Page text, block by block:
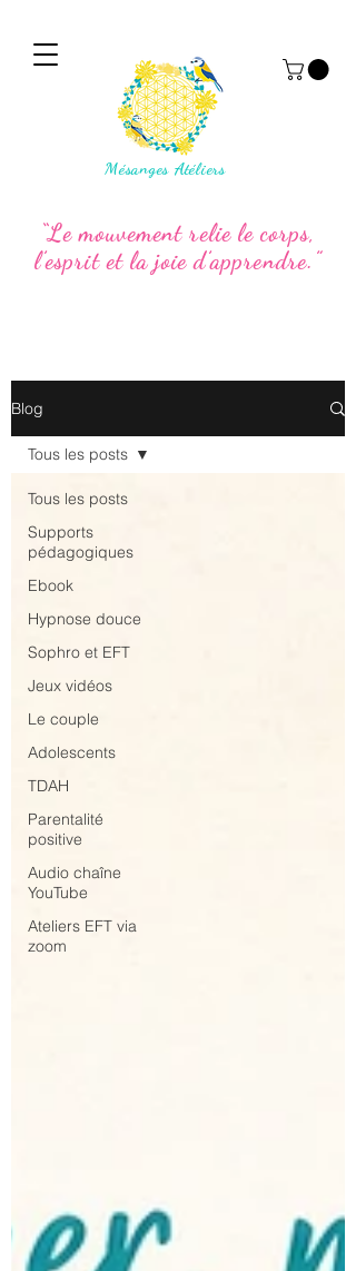
Mésanges Atéliers
“Le mouvement relie le corps,
l’esprit et la joie d’apprendre.”
Blog
Tous les posts
Supports
pédagogiques
Ebook
Hypnose douce
Sophro et EFT
Jeux vidéos
Le couple
Adolescents
TDAH
Parentalité
positive
Audio chaîne
YouTube
Ateliers EFT via
zoom
Tous les posts